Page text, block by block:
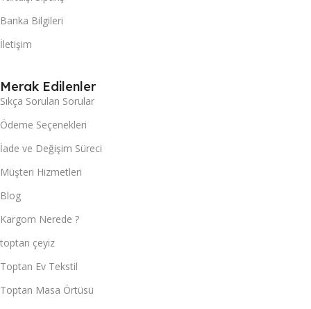
Banka Bilgileri
İletişim
Merak Edilenler
Sıkça Sorulan Sorular
Ödeme Seçenekleri
İade ve Değişim Süreci
Müşteri Hizmetleri
Blog
Kargom Nerede ?
toptan çeyiz
Toptan Ev Tekstil
Toptan Masa Örtüsü